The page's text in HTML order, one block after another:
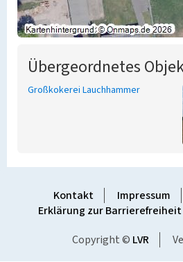
Übergeordnetes
Großkokerei Lauchhammer
Kontakt Impressum
Erklärung zur Barrierefreiheit
Copyright © LVR